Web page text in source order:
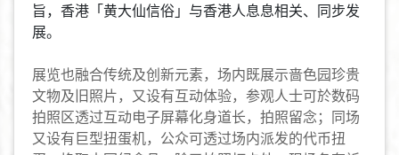
旨，香港「黄大仙信俗」与香港人息息相关、同步发
展。
展览也融合传统及创新元素，场内既展示啬色园珍贵
文物及旧照片，又设有互动体验，参观人士可於数码
拍照区透过互动电子屏幕化身道长，拍照留念；同场
又设有巨型扭蛋机，公众可透过场内派发的代币扭